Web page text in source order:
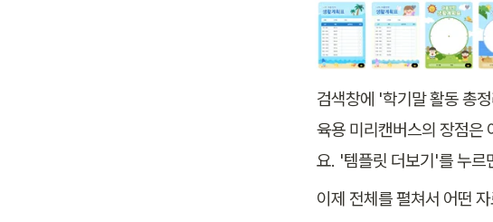
검색창에 '학기말 활동 총
육용 미리캔버스의 장점은
요. '템플릿 더보기'를 누르
이제 전체를 펼쳐서 어떤